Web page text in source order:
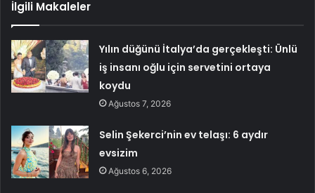
İlgili Makaleler
Yılın düğünü İtalya’da gerçekleşti: Ünlü
iş insanı oğlu için servetini ortaya
koydu
Ağustos 7, 2026
Selin Şekerci’nin ev telaşı: 6 aydır
evsizim
Ağustos 6, 2026